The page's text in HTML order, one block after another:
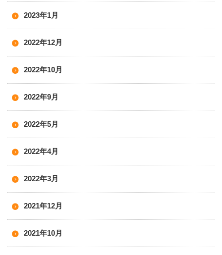
2023年1月
2022年12月
2022年10月
2022年9月
2022年5月
2022年4月
2022年3月
2021年12月
2021年10月